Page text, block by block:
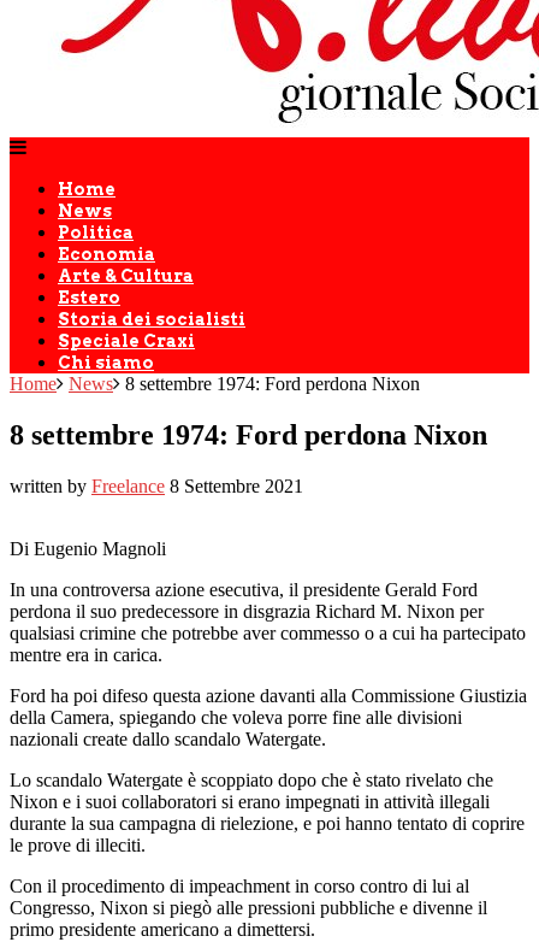
Home
News
Politica
Economia
Arte & Cultura
Estero
Storia dei socialisti
Speciale Craxi
Chi siamo
Home News 8 settembre 1974: Ford perdona Nixon
8 settembre 1974: Ford perdona Nixon
written by Freelance 8 Settembre 2021
Di Eugenio Magnoli
In una controversa azione esecutiva, il presidente Gerald Ford
perdona il suo predecessore in disgrazia Richard M. Nixon per
qualsiasi crimine che potrebbe aver commesso o a cui ha partecipato
mentre era in carica.
Ford ha poi difeso questa azione davanti alla Commissione Giustizia
della Camera, spiegando che voleva porre fine alle divisioni
nazionali create dallo scandalo Watergate.
Lo scandalo Watergate è scoppiato dopo che è stato rivelato che
Nixon e i suoi collaboratori si erano impegnati in attività illegali
durante la sua campagna di rielezione, e poi hanno tentato di coprire
le prove di illeciti.
Con il procedimento di impeachment in corso contro di lui al
Congresso, Nixon si piegò alle pressioni pubbliche e divenne il
primo presidente americano a dimettersi.